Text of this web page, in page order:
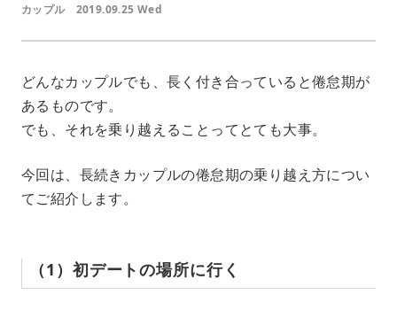
カップル 2019.09.25 Wed
どんなカップルでも、長く付き合っていると倦怠期が
あるものです。
でも、それを乗り越えることってとても大事。
今回は、長続きカップルの倦怠期の乗り越え方につい
てご紹介します。
（1）初デートの場所に行く